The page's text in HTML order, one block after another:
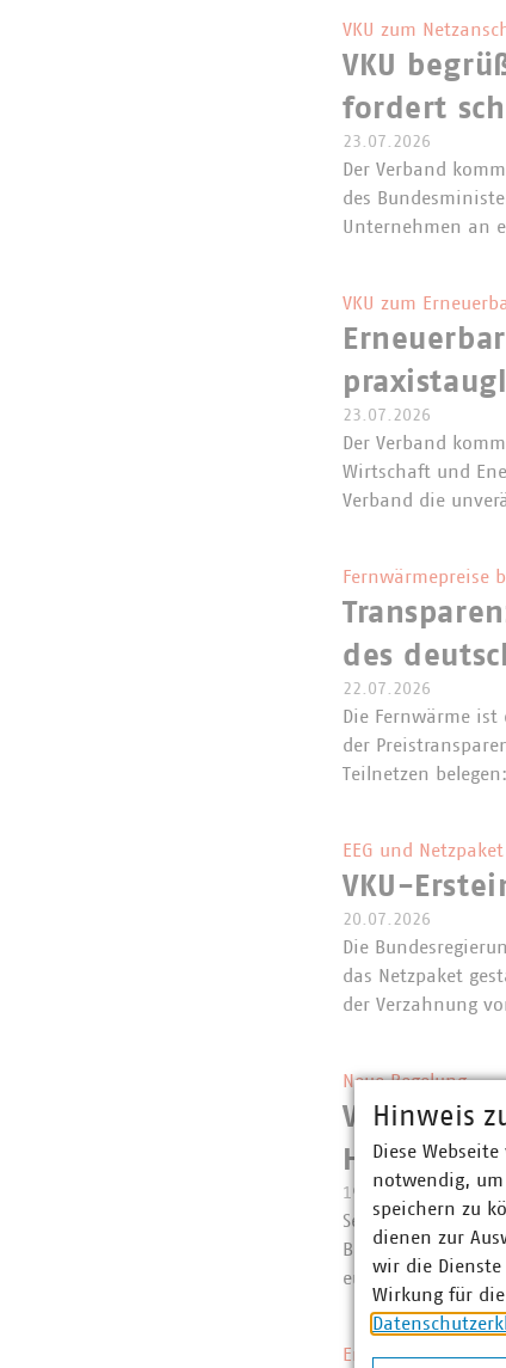
VKU zum
VKU
fordert
23.07.2026
Der Verband
des
Unternehmen an
VKU zum
23.07.2026
Der Verband
Wirtschaft und
Verband die
Fernwärmepreise
des
22.07.2026
Die Fernwärme
der
Teilnetzen
EEG und Netzpaket
VKU-
20.07.2026
Die
das Netzpaket
der Verzahnung
Neue Regelung
VKU zum
19.07.2026
Seit dem 19. Juli
europäischen
Entwurf der
Hinweis
Diese
notwendig,
speichern zu
dienen zur
wir die
Wirkung für